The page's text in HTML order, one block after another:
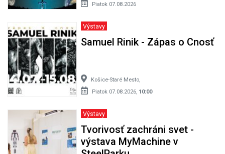
Piatok 07.08.2026
Výstavy
Samuel Rinik - Zápas o Cnosť
Košice-Staré Mesto,
Piatok 07.08.2026, 10:00
Výstavy
Tvorivosť zachráni svet -
výstava MyMachine v